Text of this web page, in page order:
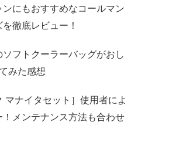
ンにもおすすめなコールマン
徹底レビュー！
フトクーラーバッグがおし
みた感想
マナイタセット］使用者によ
！メンテナンス方法も合わせ